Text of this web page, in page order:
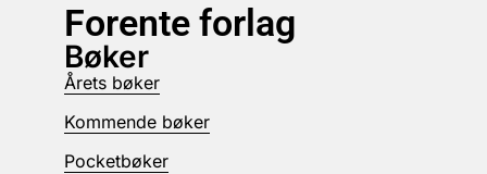
Forente forlag
Bøker
Årets bøker
Kommende bøker
Pocketbøker